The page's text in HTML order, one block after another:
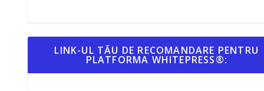
LINK-UL TĂU DE RECOMANDARE PENTRU
PLATFORMA WHITEPRESS®: